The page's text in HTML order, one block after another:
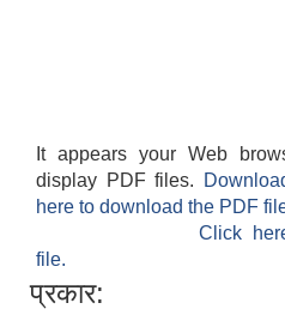
It appears your Web
display PDF files.
here to download the PDF
Click
file.
प्रकार: